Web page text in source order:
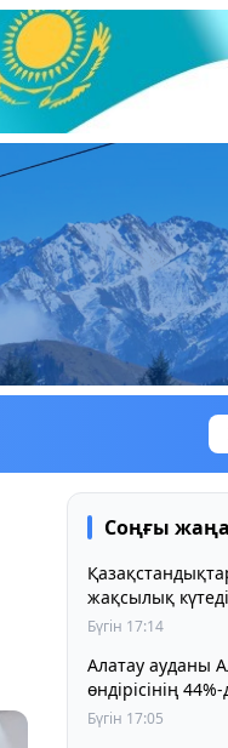
Соңғы
жақсылық
Бүгін 17:14
Алатау ауданы
өндірісінің
етіп отыр
Бүгін 17:05